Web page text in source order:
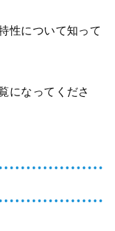
性について知って
になってくださ